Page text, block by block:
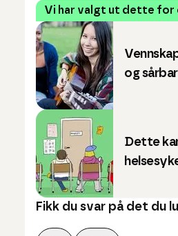
Vi har valgt ut dette for
og
Dette
Fikk du svar på det du